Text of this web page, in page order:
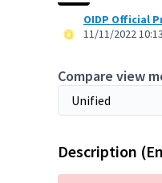
OIDP Official
11/11/2022 10:13
Compare view
Description